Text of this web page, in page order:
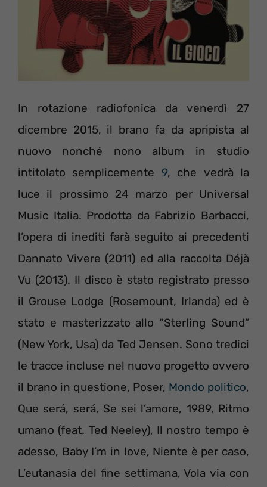
In rotazione radiofonica da venerdì 27
dicembre 2015, il brano fa da apripista al
nuovo nonché nono album in studio
intitolato semplicemente 9, che vedrà la
luce il prossimo 24 marzo per Universal
Music Italia. Prodotta da Fabrizio Barbacci,
l’opera di inediti farà seguito ai precedenti
Dannato Vivere (2011) ed alla raccolta Déjà
Vu (2013). Il disco è stato registrato presso
il Grouse Lodge (Rosemount, Irlanda) ed è
stato e masterizzato allo “Sterling Sound”
(New York, Usa) da Ted Jensen. Sono tredici
le tracce incluse nel nuovo progetto ovvero
il brano in questione, Poser, Mondo politico,
Que será, será, Se sei l’amore, 1989, Ritmo
umano (feat. Ted Neeley), Il nostro tempo è
adesso, Baby I’m in love, Niente è per caso,
L’eutanasia del fine settimana, Vola via con